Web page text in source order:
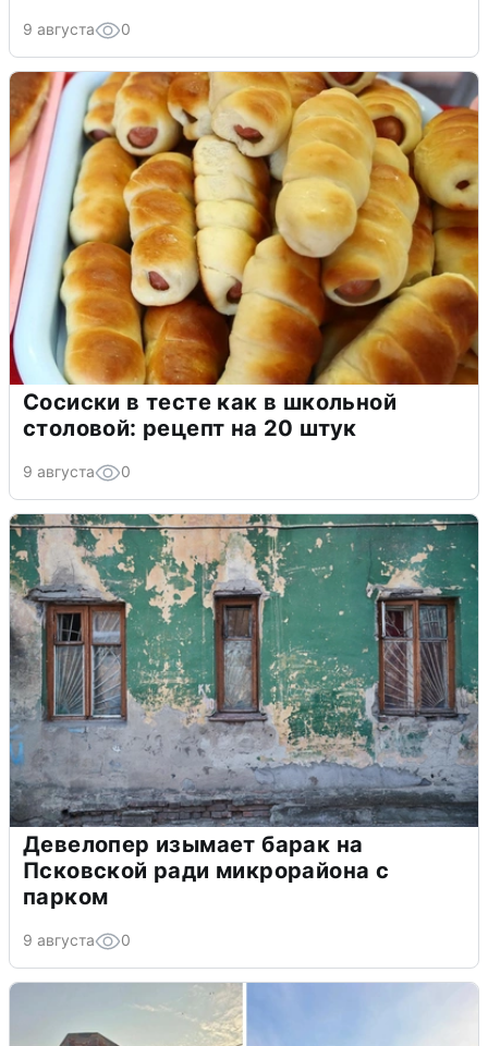
9 августа 0
Сосиски в тесте как в школьной
столовой: рецепт на 20 штук
9 августа 0
Девелопер изымает барак на
Псковской ради микрорайона с
парком
9 августа 0